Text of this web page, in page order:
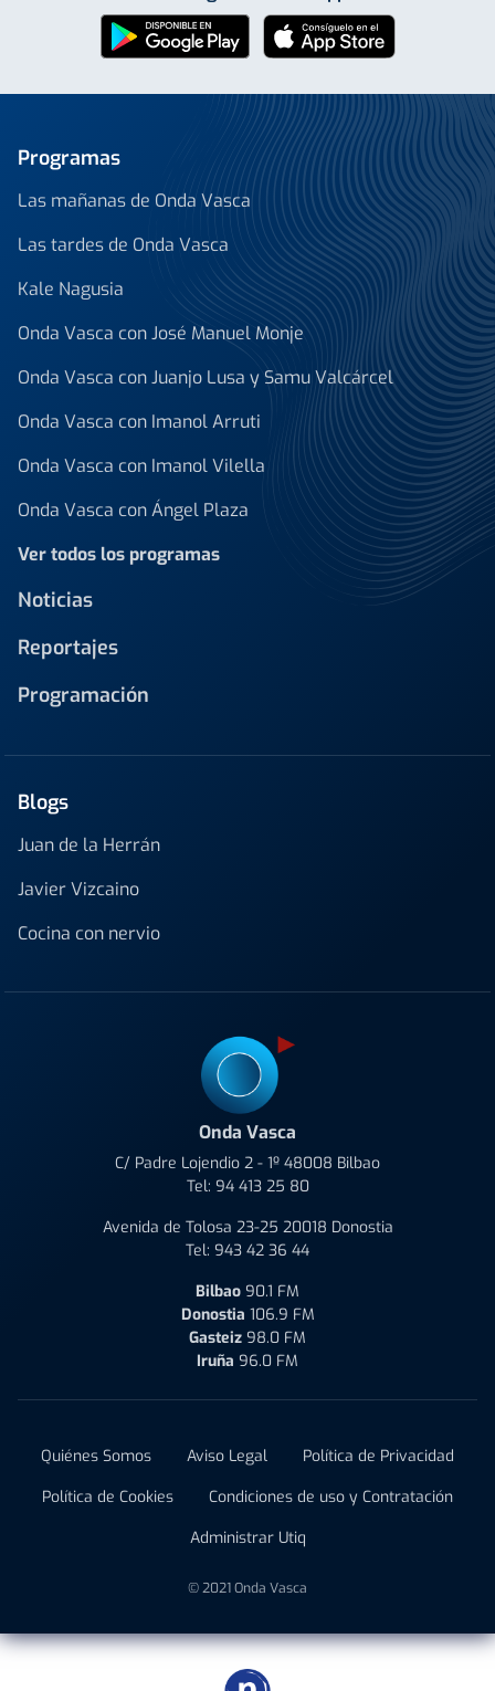
Programas
Las mañanas de Onda Vasca
Las tardes de Onda Vasca
Kale Nagusia
Onda Vasca con José Manuel Monje
Onda Vasca con Juanjo Lusa y Samu Valcárcel
Onda Vasca con Imanol Arruti
Onda Vasca con Imanol Vilella
Onda Vasca con Ángel Plaza
Ver todos los programas
Noticias
Reportajes
Programación
Blogs
Juan de la Herrán
Javier Vizcaino
Cocina con nervio
Onda Vasca
C/ Padre Lojendio 2 - 1º 48008 Bilbao
Tel: 94 413 25 80
Avenida de Tolosa 23-25 20018 Donostia
Tel: 943 42 36 44
Bilbao 90.1 FM
Donostia 106.9 FM
Gasteiz 98.0 FM
Iruña 96.0 FM
Quiénes Somos Aviso Legal
Política de Privacidad
Política de Cookies
Condiciones de uso y Contratación
Administrar Utiq
© 2021 Onda Vasca